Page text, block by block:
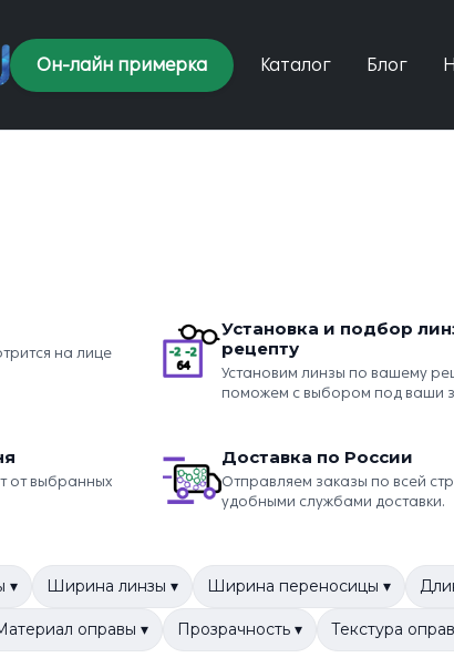
Он-лайн примерка Каталог Блог
на лице
Установка и подбор
рецепту
Установим линзы по вашему
поможем с выбором под ваши
от выбранных
Доставка по России
Отправляем заказы по всей
удобными службами доставки.
▾ Ширина линзы ▾ Ширина переносицы ▾
оправы ▾ Прозрачность ▾ Текстура